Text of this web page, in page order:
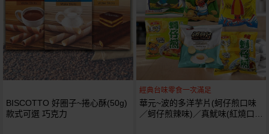
BISCOTTO 好圈子~捲心酥(50g)
款式可選 巧克力
經典台味零食一次滿足
華元~波的多洋芋片(蚵仔煎口味
／蚵仔煎辣味)／真魷味(紅燒口